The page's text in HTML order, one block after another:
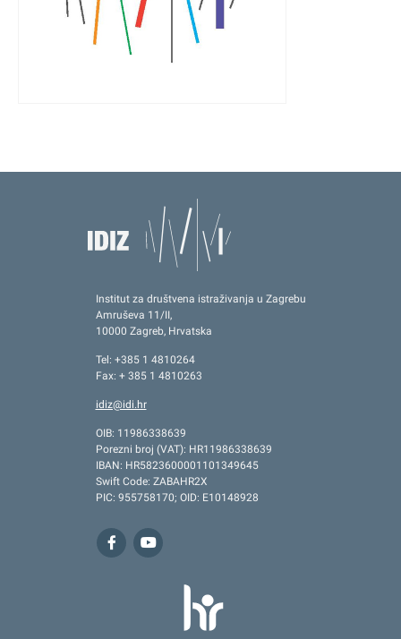
Institut za društvena istraživanja u Zagrebu
Amruševa 11/II,
10000 Zagreb, Hrvatska
Tel: +385 1 4810264
Fax: + 385 1 4810263
idiz@idi.hr
OIB: 11986338639
Porezni broj (VAT): HR11986338639
IBAN: HR5823600001101349645
Swift Code: ZABAHR2X
PIC: 955758170; OID: E10148928